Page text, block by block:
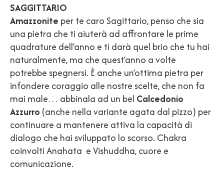
SAGGITTARIO
Amazzonite per te caro Sagittario, penso che sia
una pietra che ti aiuterà ad affrontare le prime
quadrature dell’anno e ti darà quel brio che tu hai
naturalmente, ma che quest’anno a volte
potrebbe spegnersi. È anche un’ottima pietra per
infondere coraggio alle nostre scelte, che non fa
mai male… abbinala ad un bel Calcedonio
Azzurro (anche nella variante agata dal pizzo) per
continuare a mantenere attiva la capacità di
dialogo che hai sviluppato lo scorso. Chakra
coinvolti Anahata e Vishuddha, cuore e
comunicazione.